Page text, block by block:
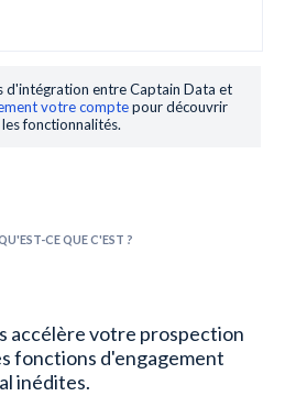
d'intégration entre Captain Data et
votre comptepour découvrir
fonctionnalités.
CE QUE C'EST ?
accélère votre prospection
fonctions d'engagement
inédites.